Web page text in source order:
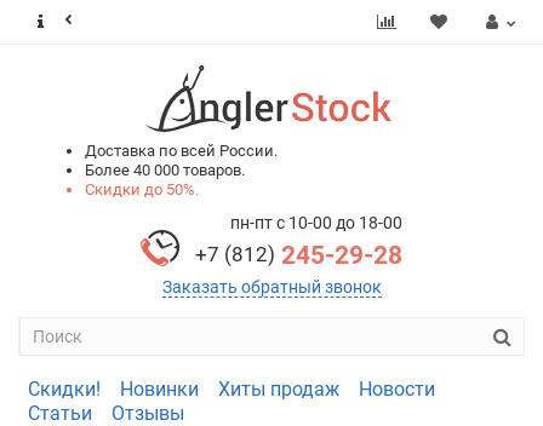
Доставка по всей России.
Более 40 000 товаров.
Скидки до 50%.
пн-пт с 10-00 до 18-00
+7 (812) 245-29-28
Заказать обратный звонок
Скидки! Новинки Хиты продаж
Новости
Статьи
Отзывы